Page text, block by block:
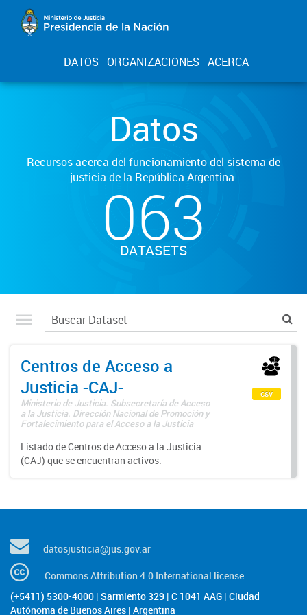
DATOS ORGANIZACIONES ACERCA
Datos
Recursos acerca del funcionamiento del sistema de
justicia de la República Argentina.
063
DATASETS
Centros de Acceso a
Justicia -CAJ-
Ministerio de Justicia. Subsecretaría de Acceso
a la Justicia. Dirección Nacional de Promoción y
Fortalecimiento para el Acceso a la Justicia
Listado de Centros de Acceso a la Justicia
(CAJ) que se encuentran activos.
csv
datosjusticia@jus.gov.ar
Commons Attribution 4.0 International license
(+5411) 5300-4000 | Sarmiento 329 | C 1041 AAG | Ciudad
Autónoma de Buenos Aires | Argentina